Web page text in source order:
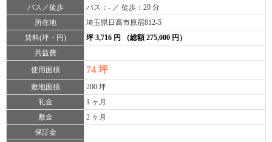
バス／徒歩
バス：- ／ 徒歩：20 分
所在地
埼玉県日高市原宿812-5
賃料(坪・円)
坪 3,716 円 （総額 275,000 円）
共益費
使用面積
74 坪
敷地面積
200 坪
礼金
1 ヶ月
敷金
2 ヶ月
保証金